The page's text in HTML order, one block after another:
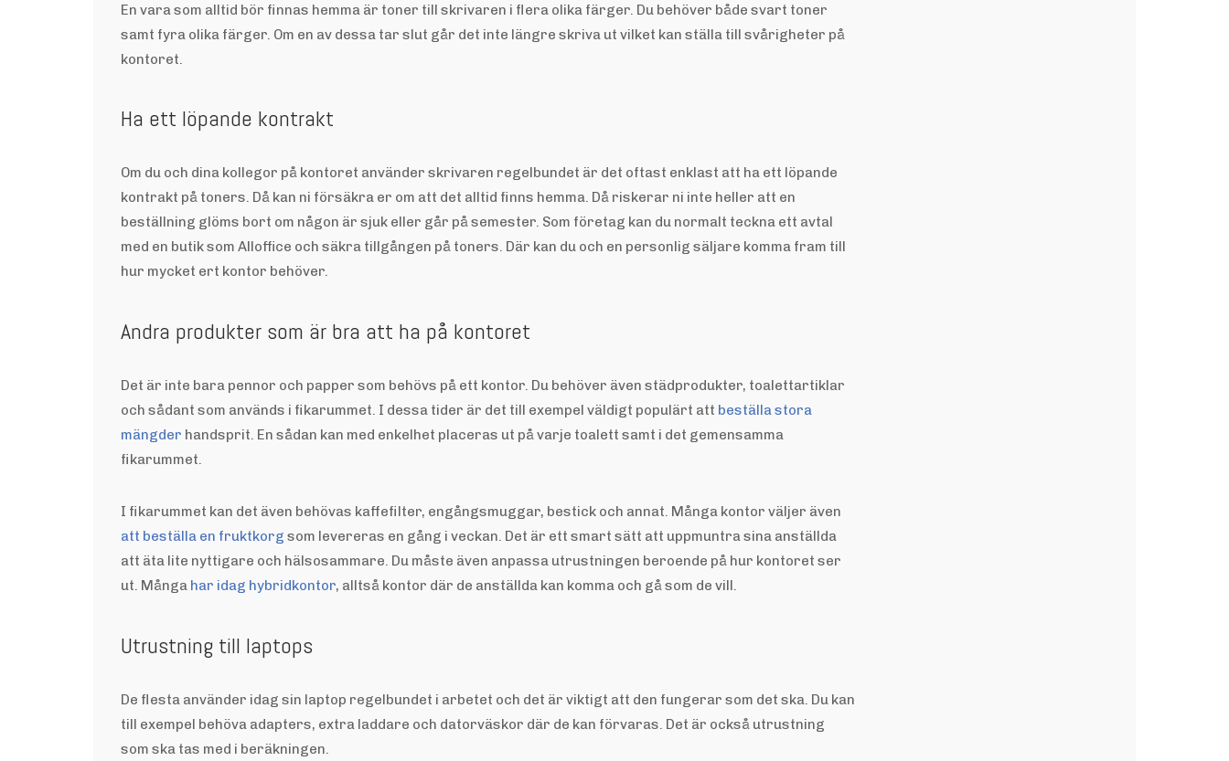
En vara som alltid bör finnas hemma är toner till skrivaren i flera olika färger. Du behöver både svart toner
samt fyra olika färger. Om en av dessa tar slut går det inte längre skriva ut vilket kan ställa till svårigheter på
kontoret.
Ha ett löpande kontrakt
Om du och dina kollegor på kontoret använder skrivaren regelbundet är det oftast enklast att ha ett löpande
kontrakt på toners. Då kan ni försäkra er om att det alltid finns hemma. Då riskerar ni inte heller att en
beställning glöms bort om någon är sjuk eller går på semester. Som företag kan du normalt teckna ett avtal
med en butik som Alloffice och säkra tillgången på toners. Där kan du och en personlig säljare komma fram till
hur mycket ert kontor behöver.
Andra produkter som är bra att ha på kontoret
Det är inte bara pennor och papper som behövs på ett kontor. Du behöver även städprodukter, toalettartiklar
och sådant som används i fikarummet. I dessa tider är det till exempel väldigt populärt att beställa stora
mängder handsprit. En sådan kan med enkelhet placeras ut på varje toalett samt i det gemensamma
fikarummet.
I fikarummet kan det även behövas kaffefilter, engångsmuggar, bestick och annat. Många kontor väljer även
att beställa en fruktkorg som levereras en gång i veckan. Det är ett smart sätt att uppmuntra sina anställda
att äta lite nyttigare och hälsosammare. Du måste även anpassa utrustningen beroende på hur kontoret ser
ut. Många har idag hybridkontor, alltså kontor där de anställda kan komma och gå som de vill.
Utrustning till laptops
De flesta använder idag sin laptop regelbundet i arbetet och det är viktigt att den fungerar som det ska. Du kan
till exempel behöva adapters, extra laddare och datorväskor där de kan förvaras. Det är också utrustning
som ska tas med i beräkningen.